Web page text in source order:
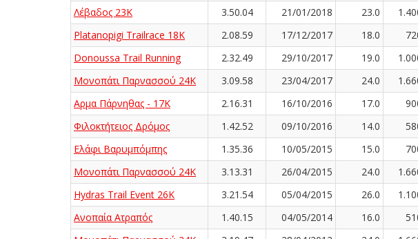
Λέβαδος 23Κ
3.50.04 21/01/2018 23.0
Platanopigi Trailrace 18K
2.08.59 17/12/2017 18.0
Donoussa Trail Running
2.32.49 29/10/2017 19.0
Μονοπάτι Παρνασσού 24K
3.09.58 23/04/2017 24.0
Αρμα Πάρνηθας - 17K
2.16.31 16/10/2016 17.0
Φιλοκτήτειος Δρόμος
1.42.52 09/10/2016 14.0
Ελάφι Βαρυμπόμπης
1.35.36 10/05/2015 15.0
Μονοπάτι Παρνασσού 24K
3.13.31 26/04/2015 24.0
Hydras Trail Event 26K
3.21.54 05/04/2015 26.0
Ανοπαία Ατραπός
1.40.15 04/05/2014 16.0